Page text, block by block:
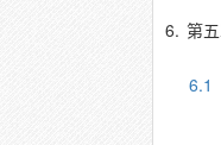
6. 第
6.1